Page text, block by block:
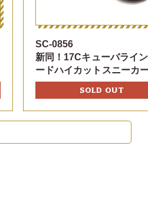
SC-0856
新同！17Cキューバライ
ードハイカットスニーカ
SOLD OUT